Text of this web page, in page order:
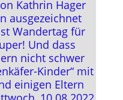
Kathrin Hager
ausgezeichnet
Wandertag für
Und dass
nicht schwer
Kinder“ mit
einigen Eltern